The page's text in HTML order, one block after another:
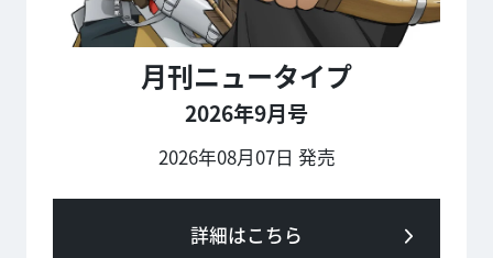
月刊ニュータイプ
2026年9月号
2026年08月07日 発売
詳細はこちら